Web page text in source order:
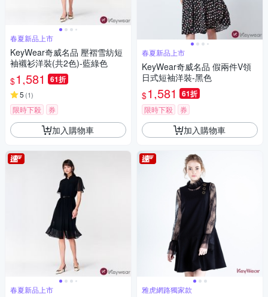
春夏新品上市
KeyWear奇威名品 壓褶雪紡短
袖襯衫洋裝(共2色)-藍綠色
$1,581 61折
5 (1)
限時下殺 券
加入購物車
春夏新品上市
春夏新品上市
KeyWear奇威名品 假兩件V領
日式短袖洋裝-黑色
$1,581 61折
限時下殺 券
加入購物車
雅虎網路獨家款